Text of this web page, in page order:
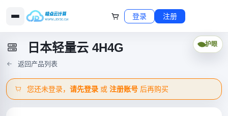
登录 注册
日本轻量云 4H4G
返回产品列表
您还未登录，请先登录 或注册账号 后再购买
护眼